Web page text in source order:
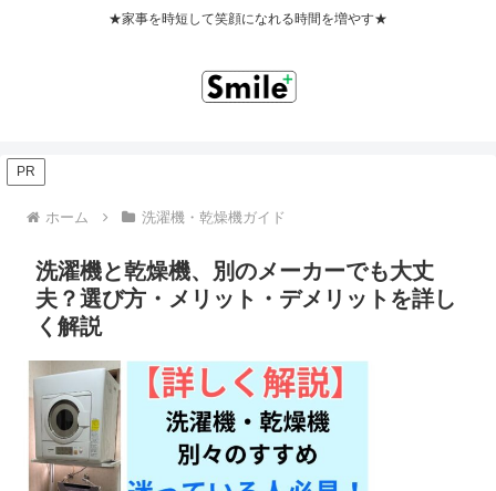
★家事を時短して笑顔になれる時間を増やす★
PR
ホーム 洗濯機・乾燥機ガイド
洗濯機と乾燥機、別のメーカーでも大丈
夫？選び方・メリット・デメリットを詳し
く解説